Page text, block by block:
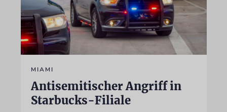
MIAMI
Antisemitischer Angriff in
Starbucks-Filiale